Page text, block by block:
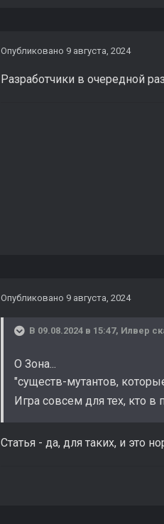
Опубликовано 9 августа, 2024
Разработчики в очередной
Опубликовано 9 августа, 2024
В 09.08.2024 в 15:47, Илвер
О Зона...
"существ-мутантов,
Игра совсем для тех, кто в
Статья - да, для таких, и это